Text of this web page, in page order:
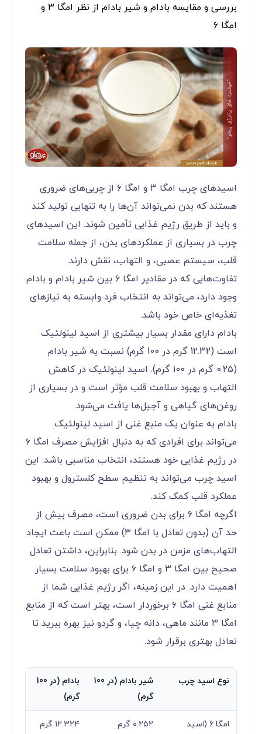
بررسی و مقایسه بادام و شیر بادام از نظر امگا ۳ و
امگا ۶
اسیدهای چرب امگا ۳ و امگا ۶ از چربی‌های ضروری
هستند که بدن نمی‌تواند آن‌ها را به تنهایی تولید کند
و باید از طریق رژیم غذایی تأمین شوند. این اسیدهای
چرب در بسیاری از عملکردهای بدن، از جمله سلامت
قلب، سیستم عصبی، و التهاب، نقش دارند.
تفاوت‌هایی که در مقادیر امگا ۶ بین شیر بادام و بادام
وجود دارد، می‌تواند به انتخاب فرد وابسته به نیازهای
تغذیه‌ای خاص خود باشد.
بادام دارای مقدار بسیار بیشتری از اسید لینولئیک
است (12.32 گرم در 100 گرم) نسبت به شیر بادام
(0.25 گرم در 100 گرم). اسید لینولئیک در کاهش
التهاب و بهبود سلامت قلب مؤثر است و در بسیاری از
روغن‌های گیاهی و آجیل‌ها یافت می‌شود.
بادام به عنوان یک منبع غنی از اسید لینولئیک
می‌تواند برای افرادی که به دنبال افزایش مصرف امگا ۶
در رژیم غذایی خود هستند، انتخاب مناسبی باشد. این
اسید چرب می‌تواند به تنظیم سطح کلسترول و بهبود
عملکرد قلب کمک کند.
اگرچه امگا ۶ برای بدن ضروری است، مصرف بیش از
حد آن (بدون تعادل با امگا ۳) ممکن است باعث ایجاد
التهاب‌های مزمن در بدن شود. بنابراین، داشتن تعادل
صحیح بین امگا ۳ و امگا ۶ برای بهبود سلامت بسیار
اهمیت دارد. در این زمینه، اگر رژیم غذایی شما از
منابع غنی امگا ۶ برخوردار است، بهتر است که از منابع
امگا ۳ مانند ماهی، دانه چیا، و گردو نیز بهره ببرید تا
تعادل بهتری برقرار شود.
نوع اسید چرب
شیر بادام (در 100
گرم)
بادام (در 100
گرم)
امگا ۶ (اسید ۰.۲۵۲ گرم ۱۲.۳۲۴ گرم